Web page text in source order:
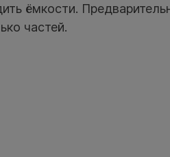
ёмкости.
частей.